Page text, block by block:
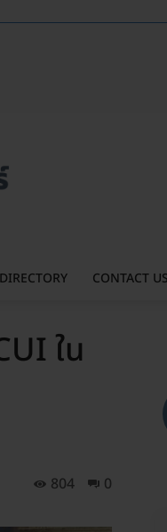
CONTACT
ใน
0
804